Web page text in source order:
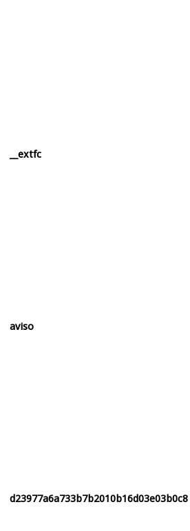
__extfc
aviso
d23977a6a733b7b2010b16d03e03b0c8